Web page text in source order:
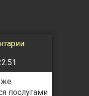
послугами